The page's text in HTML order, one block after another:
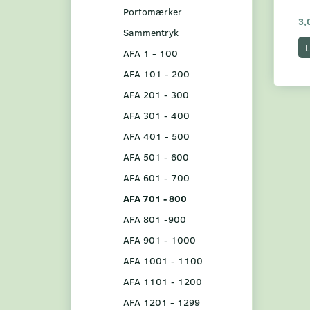
Portomærker
Sammentryk
AFA 1 - 100
AFA 101 - 200
AFA 201 - 300
AFA 301 - 400
AFA 401 - 500
AFA 501 - 600
AFA 601 - 700
AFA 701 - 800
AFA 801 -900
AFA 901 - 1000
AFA 1001 - 1100
AFA 1101 - 1200
AFA 1201 - 1299